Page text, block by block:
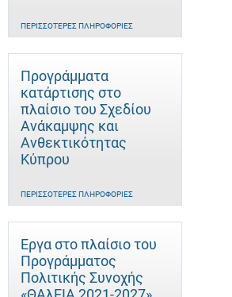
ΠΕΡΙΣΣΌΤΕΡΕΣ ΠΛΗΡΟΦΟΡΊΕΣ
Προγράμματα
κατάρτισης στο
πλαίσιο του Σχεδίου
Ανάκαμψης και
Ανθεκτικότητας
Κύπρου
ΠΕΡΙΣΣΌΤΕΡΕΣ ΠΛΗΡΟΦΟΡΊΕΣ
Έργα στο πλαίσιο του
Προγράμματος
Πολιτικής Συνοχής